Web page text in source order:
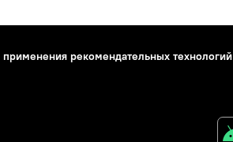
применения рекомендательных технологий